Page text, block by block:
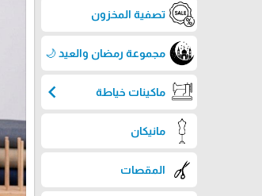
تصفية المخزون
مجموعة رمضان والعيد 🌙
ماكينات خياطة chevron_left
مانيكان
المقصات